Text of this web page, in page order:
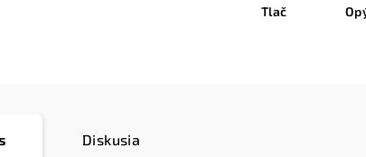
Tlač
Diskusia